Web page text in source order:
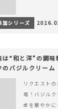
加シリーズ
は“和と洋”の調
のバジルクリーム
リクエスト
場！バジル
卓を華やか